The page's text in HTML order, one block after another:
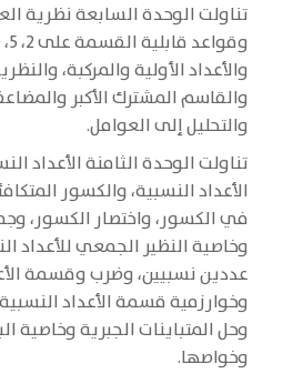
تناولت الوحدة السابعة نظرية
والأعداد الأولية والمركبة،
والقاسم المشترك الأكبر
والتحليل إلى العوامل.
تناولت الوحدة الثامنة الأعداد
الأعداد النسبية، والكسور
في الكسور، واختصار الكسور،
وخاصية النظير الجمعي للأعداد
عددين نسبيين، وضرب وقسمة
وخوارزمية قسمة الأعداد
وحل المتباينات الجبرية وخاصية
وخواصها.